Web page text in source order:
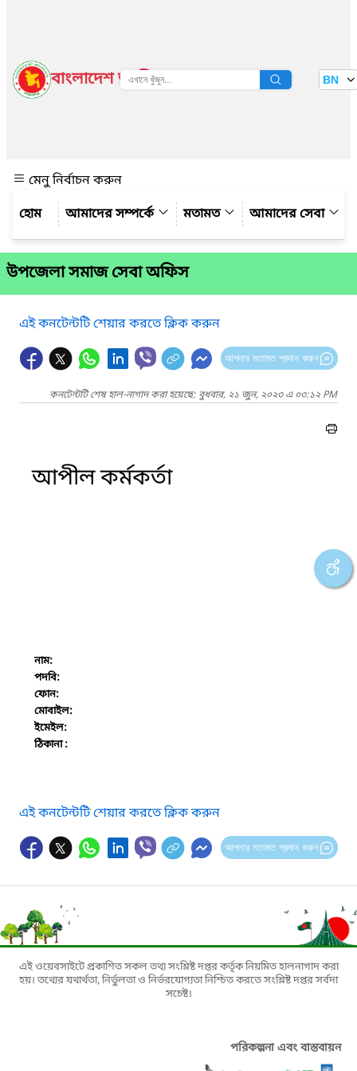
বাংলাদেশ জাতীয় তথ্য বাতায়ন BN
মেনু নির্বাচন করুন
আমাদের সম্পর্কে
মতামত আমাদের সেবা
উপজেলা সমাজ সেবা অফিস
এই কনটেন্টটি শেয়ার করতে ক্লিক করুন
আপনার মতামত প্রদান করুন
কনটেন্টটি শেষ হাল-নাগাদ করা হয়েছে: বুধবার, ২১ জুন, ২০২৩ এ ০৩:১২ PM
আপীল কর্মকর্তা
নাম:
পদবি:
ফোন:
মোবাইল:
ইমেইল:
ঠিকানা :
এই কনটেন্টটি শেয়ার করতে ক্লিক করুন
আপনার মতামত প্রদান করুন
এই ওয়েবসাইটে প্রকাশিত সকল তথ্য সংশ্লিষ্ট দপ্তর কর্তৃক নিয়মিত হালনাগাদ করা
হয়। তথ্যের যথার্থতা, নির্ভুলতা ও নির্ভরযোগ্যতা নিশ্চিত করতে সংশ্লিষ্ট দপ্তর সর্বদা
সচেষ্ট।
পরিকল্পনা এবং বাস্তবায়ন